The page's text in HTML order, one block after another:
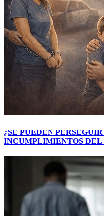
¿SE PUEDEN
INCUMPLIMIENTOS DEL